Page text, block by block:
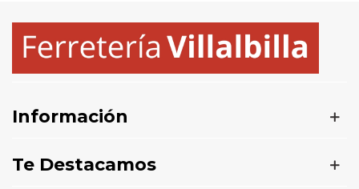
Información
Te Destacamos